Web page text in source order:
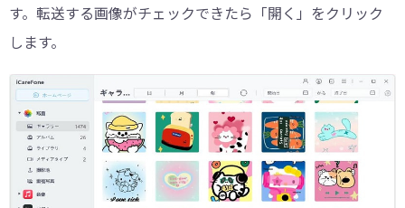
す。転送する画像がチェックできたら「開く」をクリック
します。